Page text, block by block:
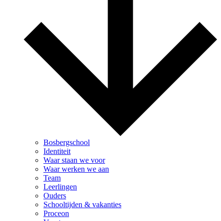
Bosbergschool
Identiteit
Waar staan we voor
Waar werken we aan
Team
Leerlingen
Ouders
Schooltijden & vakanties
Proceon